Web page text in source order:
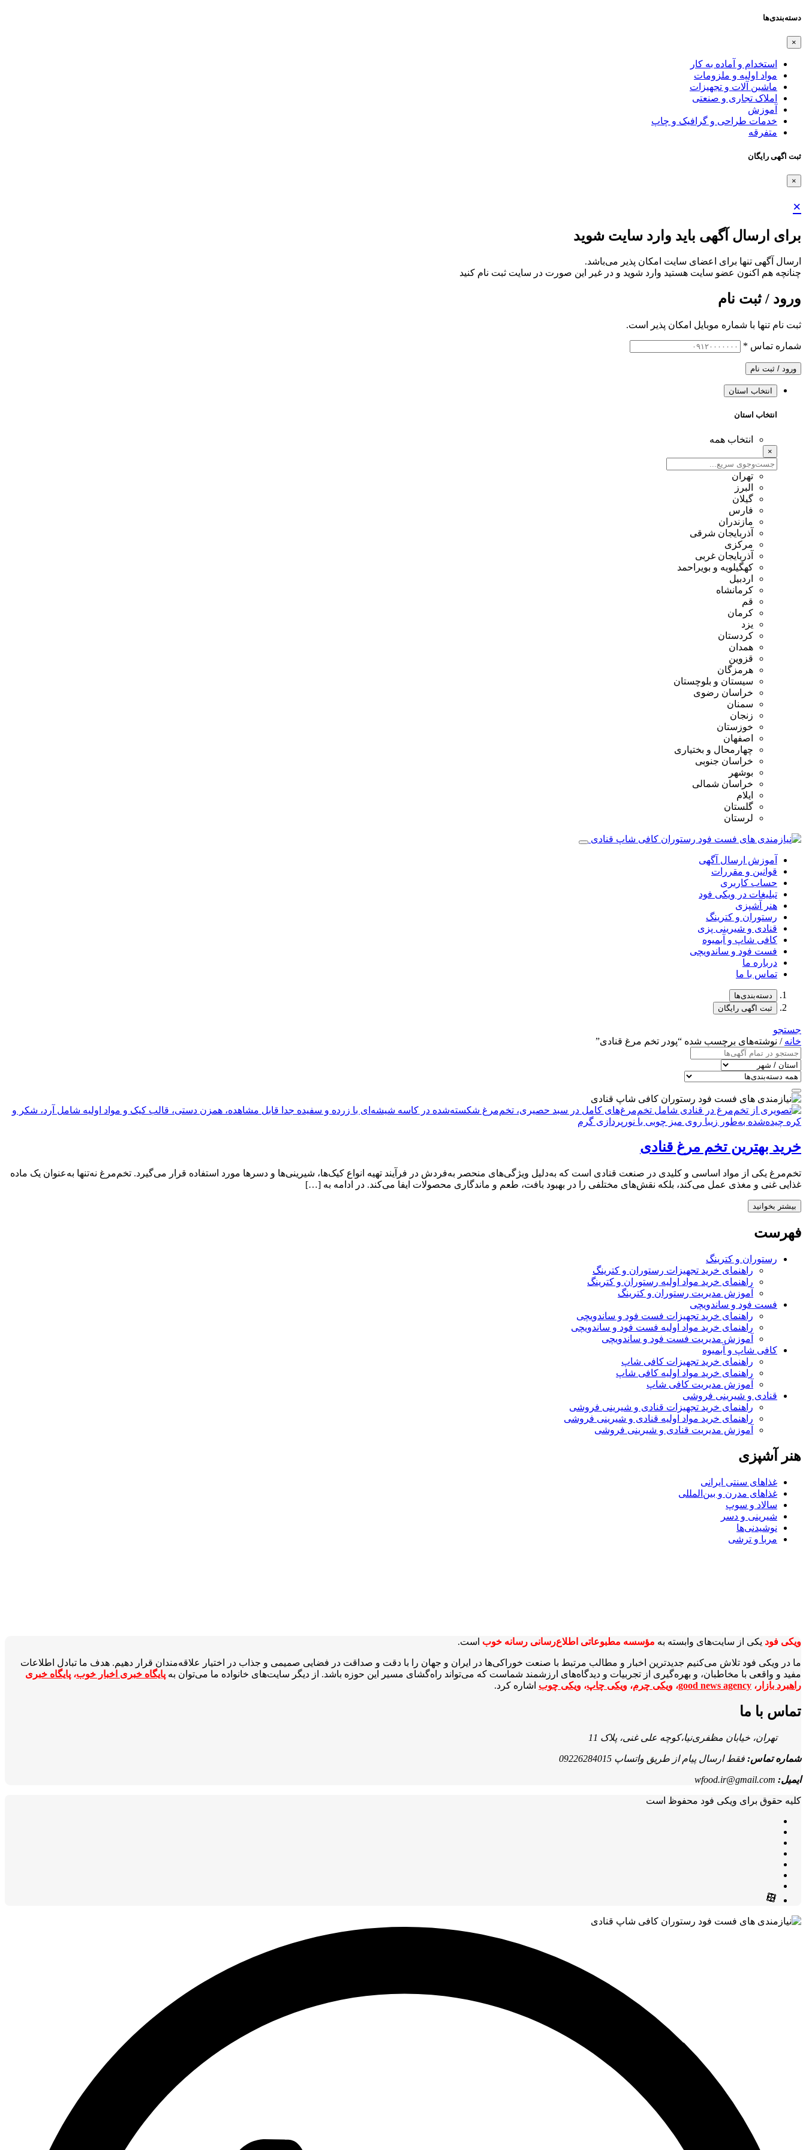
دسته‌بندی‌ها
×
استخدام و آماده به کار
مواد اولیه و ملزومات
ماشین آلات و تجهیزات
املاک تجاری و صنعتی
آموزش
خدمات طراحی و گرافیک و چاپ
متفرقه
ثبت اگهی رایگان
×
×
برای ارسال آگهی باید وارد سایت شوید
ارسال آگهی تنها برای اعضای سایت امکان پذیر می‌باشد.
چنانچه هم‌ اکنون عضو سایت هستید وارد شوید و در غیر این صورت در سایت ثبت نام کنید
ورود / ثبت نام
ثبت نام تنها با شماره موبایل امکان پذیر است.
شماره تماس *
ورود / ثبت نام
انتخاب استان
انتخاب استان
انتخاب همه
×
تهران
البرز
گیلان
فارس
مازندران
آذربایجان شرقی
مرکزی
آذربایجان غربی
کهگیلویه و بویراحمد
اردبیل
کرمانشاه
قم
کرمان
یزد
کردستان
همدان
قزوین
هرمزگان
سیستان و بلوچستان
خراسان رضوی
سمنان
زنجان
خوزستان
اصفهان
چهارمحال و بختیاری
خراسان جنوبی
بوشهر
خراسان شمالی
ایلام
گلستان
لرستان
آموزش ارسال آگهی
قوانین و مقررات
حساب کاربری
تبلیغات در ویکی فود
هنر آشپزی
رستوران و کترینگ
قنادی و شیرینی پزی
کافی شاپ و آبمیوه
فست فود و ساندویچی
درباره ما
تماس با ما
دسته‌بندی‌ها
ثبت اگهی رایگان
جستجو
خانه / نوشته‌های برچسب شده “پودر تخم‌ مرغ قنادی”
خرید بهترین تخم‌ مرغ قنادی
تخم‌مرغ یکی از مواد اساسی و کلیدی در صنعت قنادی است که به‌دلیل ویژگی‌های منحصر به‌فردش در فرآیند تهیه انواع کیک‌ها، شیرینی‌ها و دسرها مورد استفاده قرار می‌گیرد. تخم‌مرغ نه‌تنها به‌عنوان یک ماده
غذایی غنی و مغذی عمل می‌کند، بلکه نقش‌های مختلفی را در بهبود بافت، طعم و ماندگاری محصولات ایفا می‌کند. در ادامه به […]
بیشتر بخوانید
فهرست
رستوران و کترینگ
راهنمای خرید تجهیزات رستوران و کترینگ
راهنمای خرید مواد اولیه رستوران و کترینگ
آموزش مدیریت رستوران و کترینگ
فست فود و ساندویچی
راهنمای خرید تجهیزات فست فود و ساندویچی
راهنمای خرید مواد اولیه فست فود و ساندویچی
آموزش مدیریت فست فود و ساندویچی
کافی شاپ و آبمیوه
راهنمای خرید تجهیزات کافی شاپ
راهنمای خرید مواد اولیه کافی‌ شاپ‌
آموزش مدیریت کافی شاپ
قنادی و شیرینی فروشی
راهنمای خرید تجهیزات قنادی و شیرینی فروشی
راهنمای خرید مواد اولیه قنادی و شیرینی فروشی
آموزش مدیریت قنادی و شیرینی فروشی
هنر آشپزی
غذاهای سنتی ایرانی
غذاهای مدرن و بین‌المللی
سالاد و سوپ
شیرینی و دسر
نوشیدنی‌ها
مربا و ترشی
ویکی‌ فود یکی از سایت‌های وابسته به مؤسسه مطبوعاتی اطلاع‌رسانی رسانه خوب است.
ما در ویکی‌ فود تلاش می‌کنیم جدیدترین اخبار و مطالب مرتبط با صنعت خوراکی‌ها در ایران و جهان را با دقت و صداقت در فضایی صمیمی و جذاب در اختیار علاقه‌مندان قرار دهیم. هدف ما تبادل اطلاعات
مفید و واقعی با مخاطبان، و بهره‌گیری از تجربیات و دیدگاه‌های ارزشمند شماست که می‌تواند راه‌گشای مسیر این حوزه باشد. از دیگر سایت‌های خانواده ما می‌توان به پایگاه خبری اخبار خوب، پایگاه خبری
راهبرد بازار ، good news agency، ویکی چرم، ویکی چاپ، ویکی چوب اشاره کرد.
تماس با ما
تهران، خیابان مظفری‌نیا،کوچه علی غنی، پلاک 11
شماره تماس: فقط ارسال پیام از طریق واتساپ 09226284015
ایمیل: wfood.ir@gmail.com
کلیه حقوق برای ویکی فود محفوظ است